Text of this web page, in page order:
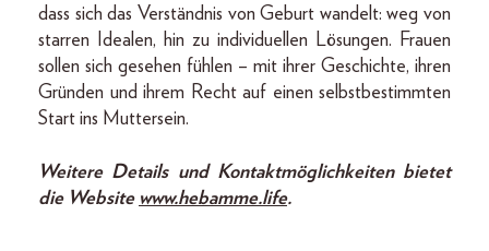
dass sich das Verständnis von Geburt wandelt: weg von
starren Idealen, hin zu individuellen Lösungen. Frauen
sollen sich gesehen fühlen – mit ihrer Geschichte, ihren
Gründen und ihrem Recht auf einen selbstbestimmten
Start ins Muttersein.
Weitere Details und Kontaktmöglichkeiten bietet
die Website www.hebamme.life.